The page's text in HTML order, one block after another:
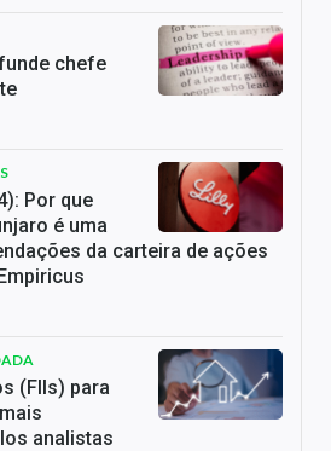
chefe
Por que
é uma
da carteira de ações
(FIIs) para
analistas